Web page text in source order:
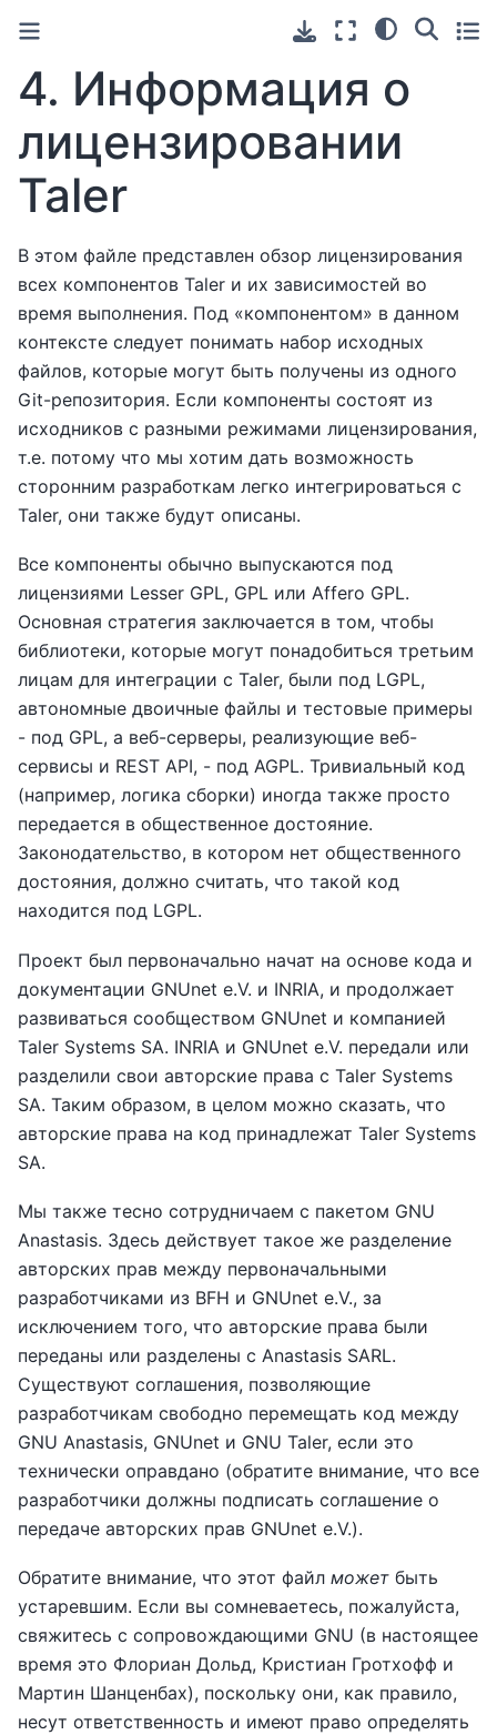
4. Информация о
лицензировании
Taler
В этом файле представлен обзор лицензирования
всех компонентов Taler и их зависимостей во
время выполнения. Под «компонентом» в данном
контексте следует понимать набор исходных
файлов, которые могут быть получены из одного
Git-репозитория. Если компоненты состоят из
исходников с разными режимами лицензирования,
т.е. потому что мы хотим дать возможность
сторонним разработкам легко интегрироваться с
Taler, они также будут описаны.
Все компоненты обычно выпускаются под
лицензиями Lesser GPL, GPL или Affero GPL.
Основная стратегия заключается в том, чтобы
библиотеки, которые могут понадобиться третьим
лицам для интеграции с Taler, были под LGPL,
автономные двоичные файлы и тестовые примеры
- под GPL, а веб-серверы, реализующие веб-
сервисы и REST API, - под AGPL. Тривиальный код
(например, логика сборки) иногда также просто
передается в общественное достояние.
Законодательство, в котором нет общественного
достояния, должно считать, что такой код
находится под LGPL.
Проект был первоначально начат на основе кода и
документации GNUnet e.V. и INRIA, и продолжает
развиваться сообществом GNUnet и компанией
Taler Systems SA. INRIA и GNUnet e.V. передали или
разделили свои авторские права с Taler Systems
SA. Таким образом, в целом можно сказать, что
авторские права на код принадлежат Taler Systems
SA.
Мы также тесно сотрудничаем с пакетом GNU
Anastasis. Здесь действует такое же разделение
авторских прав между первоначальными
разработчиками из BFH и GNUnet e.V., за
исключением того, что авторские права были
переданы или разделены с Anastasis SARL.
Существуют соглашения, позволяющие
разработчикам свободно перемещать код между
GNU Anastasis, GNUnet и GNU Taler, если это
технически оправдано (обратите внимание, что все
разработчики должны подписать соглашение о
передаче авторских прав GNUnet e.V.).
Обратите внимание, что этот файл может быть
устаревшим. Если вы сомневаетесь, пожалуйста,
свяжитесь с сопровождающими GNU (в настоящее
время это Флориан Дольд, Кристиан Гротхофф и
Мартин Шанценбах), поскольку они, как правило,
несут ответственность и имеют право определять